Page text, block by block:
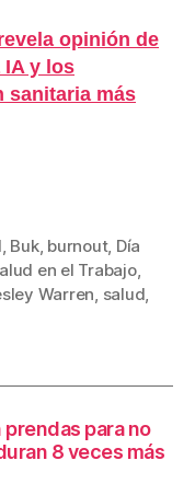
opinión de
IA y los
sanitaria más
, Buk, burnout, Día
en el Trabajo,
Warren, salud,
para no
8 veces más